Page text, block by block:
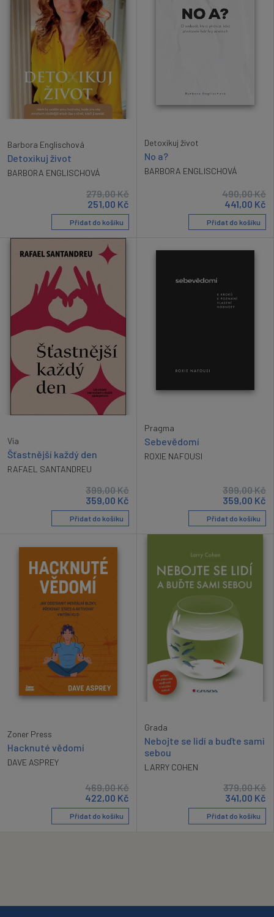
Barbora Englischová
Detoxikuj život
BARBORA ENGLISCHOVÁ
279,00Kč
251,00 Kč
Přidat do košíku
Detoxikuj život
No a?
BARBORA ENGLISCHOVÁ
490,00Kč
441,00 Kč
Přidat do košíku
Via
Šťastnější každý den
RAFAEL SANTANDREU
399,00Kč
359,00 Kč
Přidat do košíku
Pragma
Sebevědomí
ROXIE NAFOUSI
399,00Kč
359,00 Kč
Přidat do košíku
Zoner Press
Hacknuté vědomí
DAVE ASPREY
469,00Kč
422,00 Kč
Přidat do košíku
Grada
Nebojte se lidí a buďte sami
sebou
LARRY COHEN
379,00Kč
341,00 Kč
Přidat do košíku